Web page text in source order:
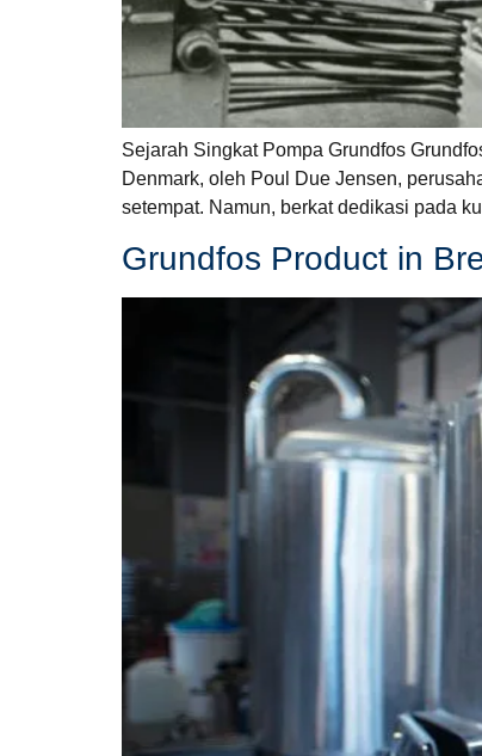
Sejarah Singkat Pompa Grundfos
Denmark, oleh Poul Due Jensen,
setempat. Namun, berkat dedikasi pada
Grundfos Product in